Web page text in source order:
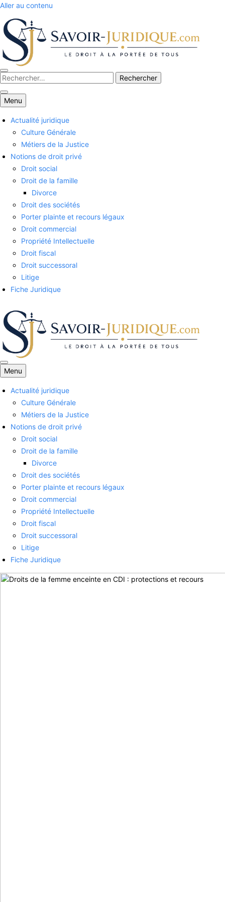
Aller au contenu
Savoirs juridiques
Menu
Actualité juridique
Culture Générale
Métiers de la Justice
Notions de droit privé
Droit social
Droit de la famille
Divorce
Droit des sociétés
Porter plainte et recours légaux
Droit commercial
Propriété Intellectuelle
Droit fiscal
Droit successoral
Litige
Fiche Juridique
Savoirs juridiques
Menu
Actualité juridique
Culture Générale
Métiers de la Justice
Notions de droit privé
Droit social
Droit de la famille
Divorce
Droit des sociétés
Porter plainte et recours légaux
Droit commercial
Propriété Intellectuelle
Droit fiscal
Droit successoral
Litige
Fiche Juridique